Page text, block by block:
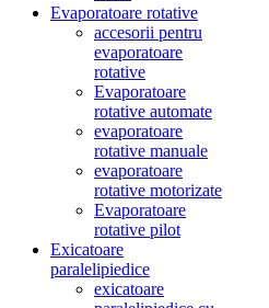
Evaporatoare rotative
accesorii pentru
evaporatoare
rotative
Evaporatoare
rotative automate
evaporatoare
rotative manuale
evaporatoare
rotative motorizate
Evaporatoare
rotative pilot
Exicatoare
paralelipiedice
exicatoare